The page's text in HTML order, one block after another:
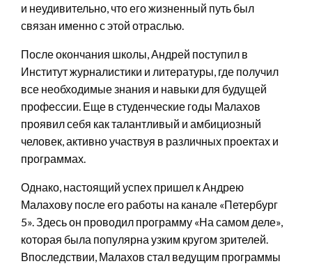
и неудивительно, что его жизненный путь был
связан именно с этой отраслью.
После окончания школы, Андрей поступил в
Институт журналистики и литературы, где получил
все необходимые знания и навыки для будущей
профессии. Еще в студенческие годы Малахов
проявил себя как талантливый и амбициозный
человек, активно участвуя в различных проектах и
программах.
Однако, настоящий успех пришел к Андрею
Малахову после его работы на канале «Петербург
5». Здесь он проводил программу «На самом деле»,
которая была популярна узким кругом зрителей.
Впоследствии, Малахов стал ведущим программы